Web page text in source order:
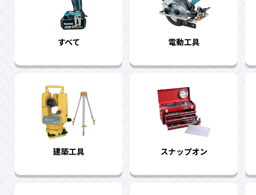
すべて 電動工具
建築工具 スナップオン